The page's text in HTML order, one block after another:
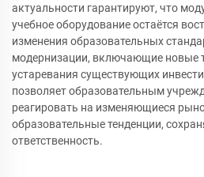
актуальности гарантируют, что
учебное оборудование остаётся
изменения образовательных
модернизации, включающие новые
устаревания существующих
позволяет образовательным
реагировать на изменяющиеся
образовательные тенденции,
ответственность.